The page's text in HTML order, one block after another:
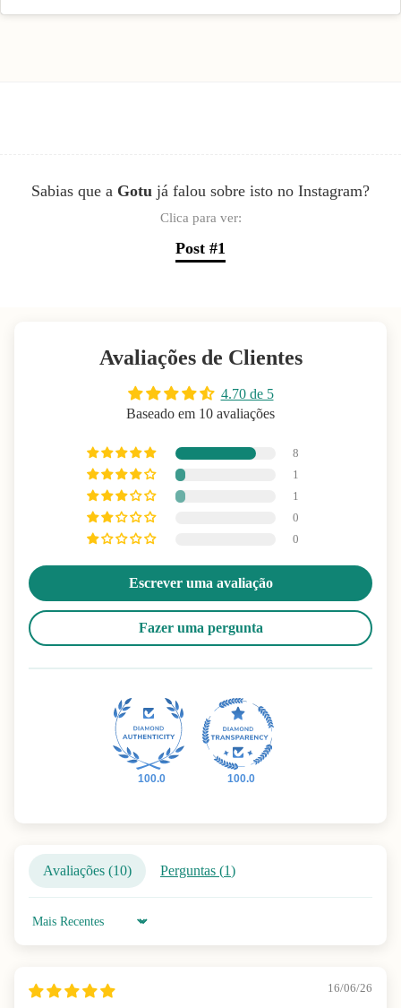
Sabias que a Gotu já falou sobre isto no Instagram?
Clica para ver:
Post #1
Avaliações de Clientes
4.70 de 5
Baseado em 10 avaliações
8
1
1
0
0
Escrever uma avaliação
Fazer uma pergunta
100.0 100.0
Avaliações (10) Perguntas (1)
Sort by
16/06/26